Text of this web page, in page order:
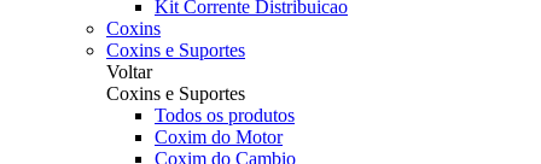
Kit Corrente Distribuicao
Coxins
Coxins e Suportes
Voltar
Coxins e Suportes
Todos os produtos
Coxim do Motor
Coxim do Cambio